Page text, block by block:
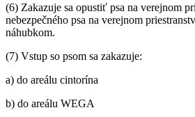
(6) Zakazuje sa opustiť psa na verejnom
nebezpečného psa na verejnom
náhubkom.
(7) Vstup so psom sa zakazuje:
a) do areálu cintorína
b) do areálu WEGA